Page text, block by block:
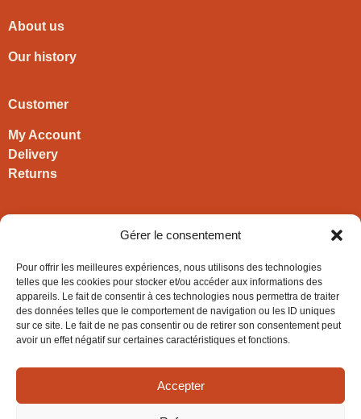
Gérer le consentement
Pour offrir les meilleures expériences, nous utilisons des technologies
telles que les cookies pour stocker et/ou accéder aux informations des
appareils. Le fait de consentir à ces technologies nous permettra de traiter
des données telles que le comportement de navigation ou les ID uniques
sur ce site. Le fait de ne pas consentir ou de retirer son consentement peut
avoir un effet négatif sur certaines caractéristiques et fonctions.
Accepter
About us
Our history
Customer
My Account
Delivery
Returns
+33 3 63 57 40 30
contact@hironwoods.com
5 chemin des Vignes
39600 Cramans
(Jura – FRANCE)